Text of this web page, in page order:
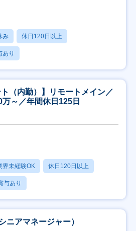
み 休日120日以上
あり
ト（内勤）】リモートメイン／
～／年間休日125日
界未経験OK 休日120日以上
与あり
ニアマネージャー）